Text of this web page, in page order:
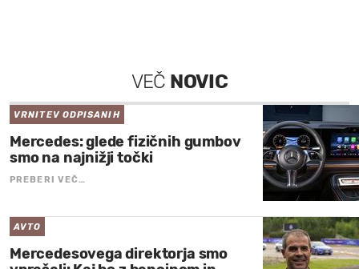
VEČ NOVIC
VRNITEV ODPISANIH
Mercedes: glede fizičnih gumbov
smo na najnižji točki
PREBERI VEČ…
AVTO
Mercedesovega direktorja smo